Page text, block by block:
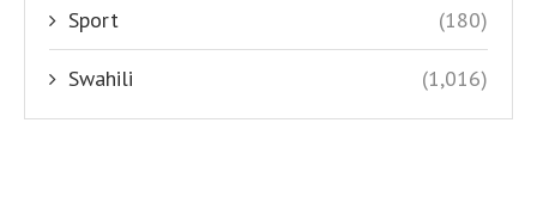
Sport (180)
Swahili (1,016)